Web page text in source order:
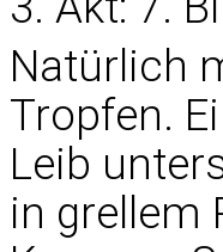
Natürlich
Tropfen.
Leib
in grellem